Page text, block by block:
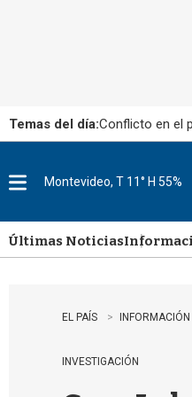
Temas del día:Conflicto en el
u
Montevideo, T 11° H 55%
Últimas Noticias
EL PAÍS INFORMACIÓN
INVESTIGACIÓN